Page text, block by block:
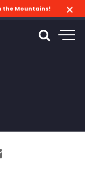
the Mountains!